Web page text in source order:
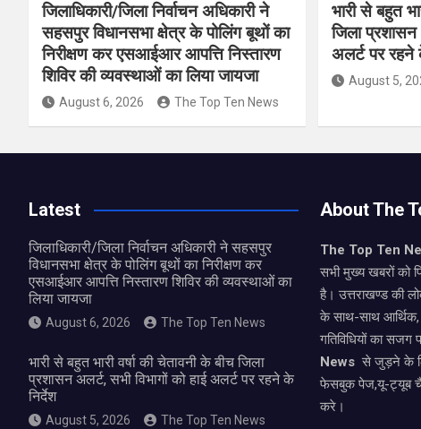
जिलाधिकारी/जिला निर्वाचन अधिकारी ने
सहसपुर विधानसभा क्षेत्र के पोलिंग बूथों का
निरीक्षण कर एसआईआर आपत्ति निस्तारण
शिविर की व्यवस्थाओं का लिया जायजा
August 6, 2026 The Top Ten News
भारी से बहुत
जिला प्रशासन
अलर्ट पर रहने
August 5,
Latest
जिलाधिकारी/जिला निर्वाचन अधिकारी ने सहसपुर
विधानसभा क्षेत्र के पोलिंग बूथों का निरीक्षण कर
एसआईआर आपत्ति निस्तारण शिविर की व्यवस्थाओं का
लिया जायजा
August 6, 2026 The Top Ten News
भारी से बहुत भारी वर्षा की चेतावनी के बीच जिला
प्रशासन अलर्ट, सभी विभागों को हाई अलर्ट पर रहने के
निर्देश
August 5, 2026 The Top Ten News
About The
The Top Ten
सभी मुख्य खबरों को
है। उत्तराखण्ड की
के साथ-साथ आर्थिक,
गतिविधियों का सजग
News से जुड़ने के
फेसबुक पेज,यू-ट्यूब
करे।